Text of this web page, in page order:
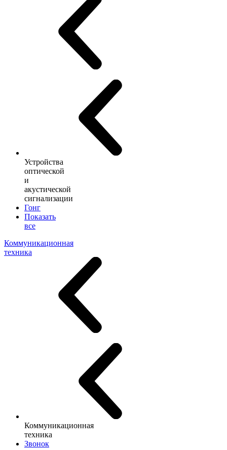
Устройства
оптической
и
акустической
сигнализации
Гонг
Показать
все
Коммуникационная
техника
Коммуникационная
техника
Звонок